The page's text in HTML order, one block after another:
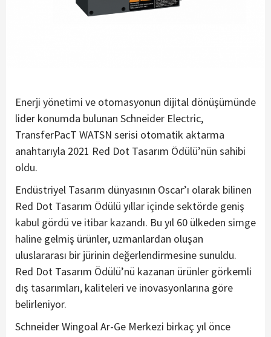
Enerji yönetimi ve otomasyonun dijital dönüşümünde
lider konumda bulunan Schneider Electric,
TransferPacT WATSN serisi otomatik aktarma
anahtarıyla 2021 Red Dot Tasarım Ödülü’nün sahibi
oldu.
Endüstriyel Tasarım dünyasının Oscar’ı olarak bilinen
Red Dot Tasarım Ödülü yıllar içinde sektörde geniş
kabul gördü ve itibar kazandı. Bu yıl 60 ülkeden simge
haline gelmiş ürünler, uzmanlardan oluşan
uluslararası bir jürinin değerlendirmesine sunuldu.
Red Dot Tasarım Ödülü’nü kazanan ürünler görkemli
dış tasarımları, kaliteleri ve inovasyonlarına göre
belirleniyor.
Schneider Wingoal Ar-Ge Merkezi birkaç yıl önce